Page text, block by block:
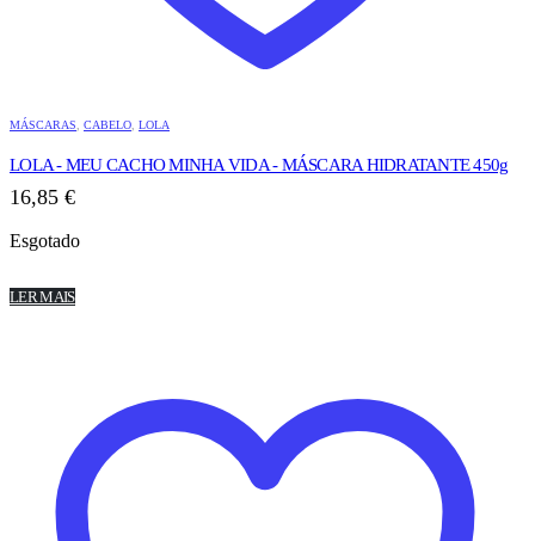
MÁSCARAS CABELO LOLA
LOLA - MEU CACHO MINHA VIDA - MÁSCARA HIDRATANTE 450g
16,85 €
Esgotado
LER MAIS